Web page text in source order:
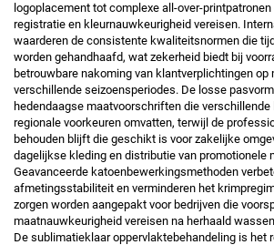
logoplacement tot complexe all-over-
registratie en kleurnauwkeurigheid vereisen.
waarderen de consistente kwaliteitsnormen die
worden gehandhaafd, wat zekerheid biedt bij
betrouwbare nakoming van klantverplichtingen op
verschillende seizoensperiodes. De losse
hedendaagse maatvoorschriften die
regionale voorkeuren omvatten, terwijl de
behouden blijft die geschikt is voor zakelijke
dagelijkse kleding en distributie van promotionele
Geavanceerde katoenbewerkingsmethoden
afmetingsstabiliteit en verminderen het
zorgen worden aangepakt voor bedrijven die
maatnauwkeurigheid vereisen na herhaald
De sublimatieklaar oppervlaktebehandeling is het